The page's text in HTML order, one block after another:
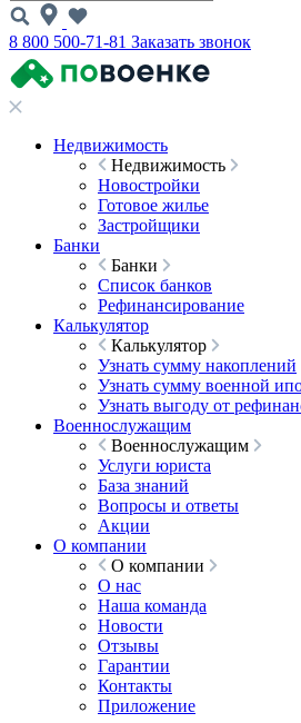
8 800 500-71-81 Заказать звонок
Недвижимость
Недвижимость
Новостройки
Готовое жилье
Застройщики
Банки
Банки
Список банков
Рефинансирование
Калькулятор
Калькулятор
Узнать сумму накоплений
Узнать сумму военной
Узнать выгоду от
Военнослужащим
Военнослужащим
Услуги юриста
База знаний
Вопросы и ответы
Акции
О компании
О компании
О нас
Наша команда
Новости
Отзывы
Гарантии
Контакты
Приложение